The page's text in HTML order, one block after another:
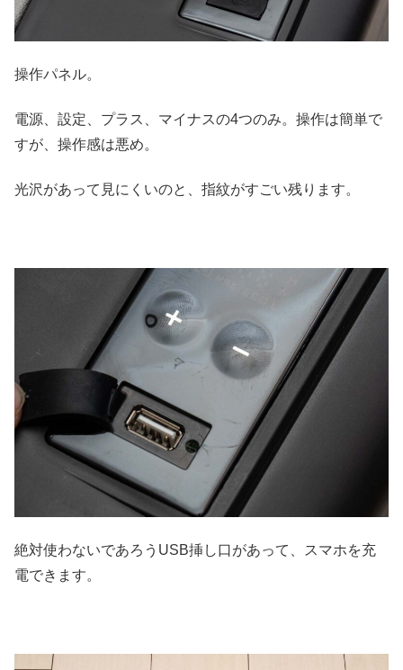
操作パネル。
電源、設定、プラス、マイナスの4つのみ。操作は簡単で
すが、操作感は悪め。
光沢があって見にくいのと、指紋がすごい残ります。
絶対使わないであろうUSB挿し口があって、スマホを充
電できます。